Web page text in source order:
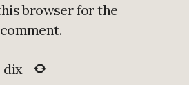
browser for the
dix